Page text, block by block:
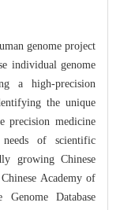
genome project
individual genome
a high-precision
the unique
precision medicine
of scientific
growing Chinese
Academy of
Database